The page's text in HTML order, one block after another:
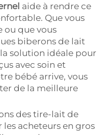
aide à rendre ce
Que vous
ou que vous
biberons de lait
solution idéale pour
avec soin et
bébé arrive, vous
de la meilleure
des tire-lait de
acheteurs en gros